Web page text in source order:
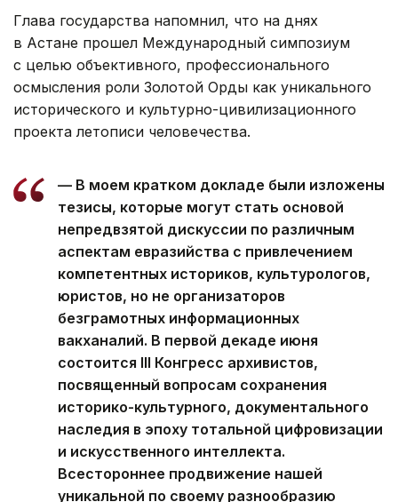
Глава государства напомнил, что на днях
в Астане прошел Международный симпозиум
с целью объективного, профессионального
осмысления роли Золотой Орды как уникального
исторического и культурно-цивилизационного
проекта летописи человечества.
— В моем кратком докладе были изложены
тезисы, которые могут стать основой
непредвзятой дискуссии по различным
аспектам евразийства с привлечением
компетентных историков, культурологов,
юристов, но не организаторов
безграмотных информационных
вакханалий. В первой декаде июня
состоится III Конгресс архивистов,
посвященный вопросам сохранения
историко-культурного, документального
наследия в эпоху тотальной цифровизации
и искусственного интеллекта.
Всестороннее продвижение нашей
уникальной по своему разнообразию